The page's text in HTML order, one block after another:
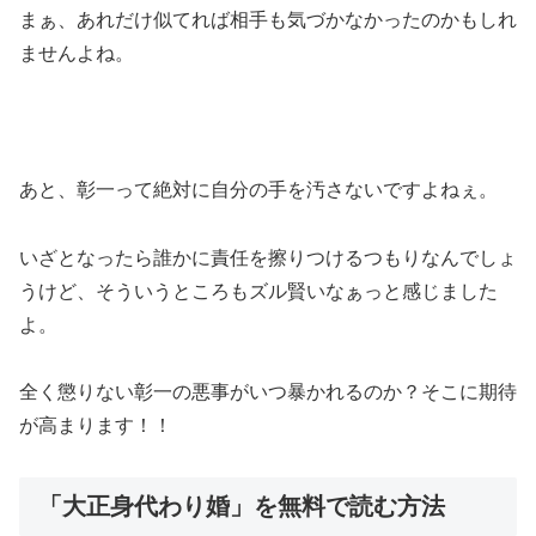
まぁ、あれだけ似てれば相手も気づかなかったのかもしれ
ませんよね。
あと、彰一って絶対に自分の手を汚さないですよねぇ。
いざとなったら誰かに責任を擦りつけるつもりなんでしょ
うけど、そういうところもズル賢いなぁっと感じました
よ。
全く懲りない彰一の悪事がいつ暴かれるのか？そこに期待
が高まります！！
「大正身代わり婚」を無料で読む方法